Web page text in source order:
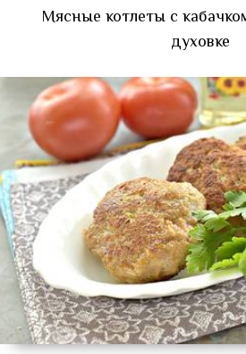
Мясные котлеты с
духовке